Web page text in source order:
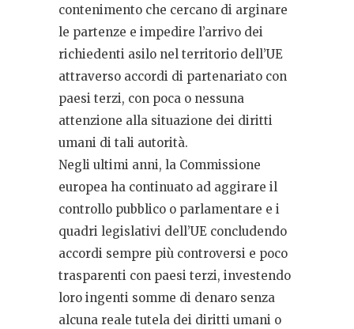
contenimento che cercano di arginare
le partenze e impedire l’arrivo dei
richiedenti asilo nel territorio dell’UE
attraverso accordi di partenariato con
paesi terzi, con poca o nessuna
attenzione alla situazione dei diritti
umani di tali autorità.
Negli ultimi anni, la Commissione
europea ha continuato ad aggirare il
controllo pubblico o parlamentare e i
quadri legislativi dell’UE concludendo
accordi sempre più controversi e poco
trasparenti con paesi terzi, investendo
loro ingenti somme di denaro senza
alcuna reale tutela dei diritti umani o